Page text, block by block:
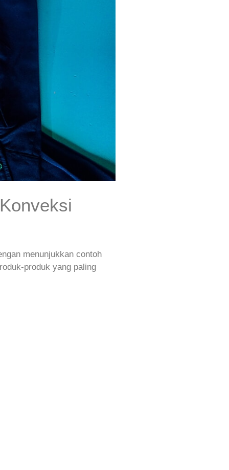
menunjukkan contoh
produk yang paling